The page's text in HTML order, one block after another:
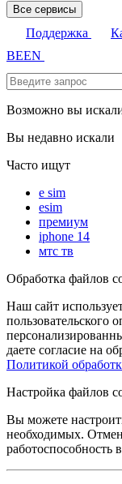
Все сервисы
Поддержка
BEEN
Возможно вы
Вы недавно искали
Часто ищут
e sim
esim
премиум
iphone 14
мтс тв
Обработка файлов
Наш сайт
пользовательского
даете согласие на
Политикой
Настройка файлов
Вы можете
необходимых.
работоспособность